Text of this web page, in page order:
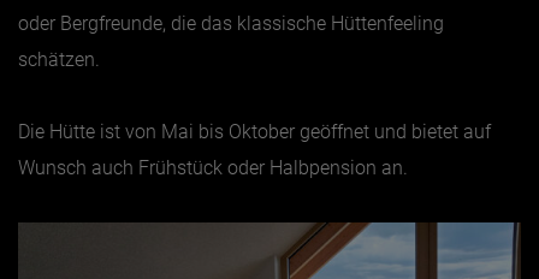
oder Bergfreunde, die das klassische Hüttenfeeling
schätzen.
Die Hütte ist von Mai bis Oktober geöffnet und bietet auf
Wunsch auch Frühstück oder Halbpension an.